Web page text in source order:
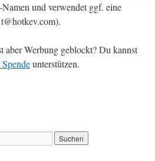
und verwendet ggf. eine
aber Werbung geblockt? Du kannst
unterstützen.